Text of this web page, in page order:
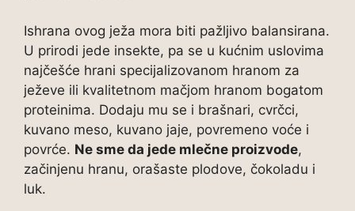
Ishrana ovog ježa mora biti pažljivo balansirana.
U prirodi jede insekte, pa se u kućnim uslovima
najčešće hrani specijalizovanom hranom za
ježeve ili kvalitetnom mačjom hranom bogatom
proteinima. Dodaju mu se i brašnari, cvrčci,
kuvano meso, kuvano jaje, povremeno voće i
povrće. Ne sme da jede mlečne proizvode,
začinjenu hranu, orašaste plodove, čokoladu i
luk.